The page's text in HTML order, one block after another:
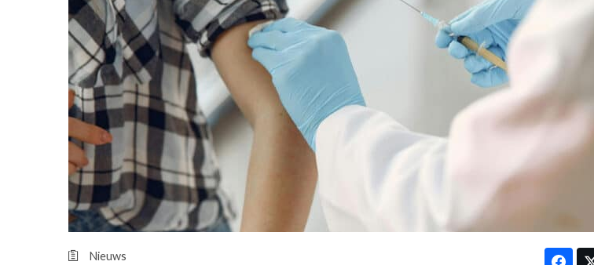
OPINIE
HUISARTSENPOST
PRAKTIJKZAKEN
TARIEVEN
VPHUISARTSEN
MEDISCHE VAKHANDEL
INLOGGEN
REGISTRATIE
Nieuws